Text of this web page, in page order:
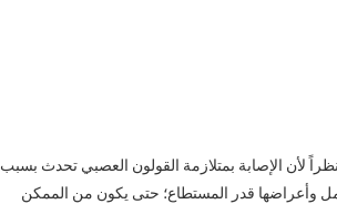
لأن الإصابة بمتلازمة القولون العصبي تحدث بسبب
وأعراضها قدر المستطاع؛ حتى يكون من الممكن